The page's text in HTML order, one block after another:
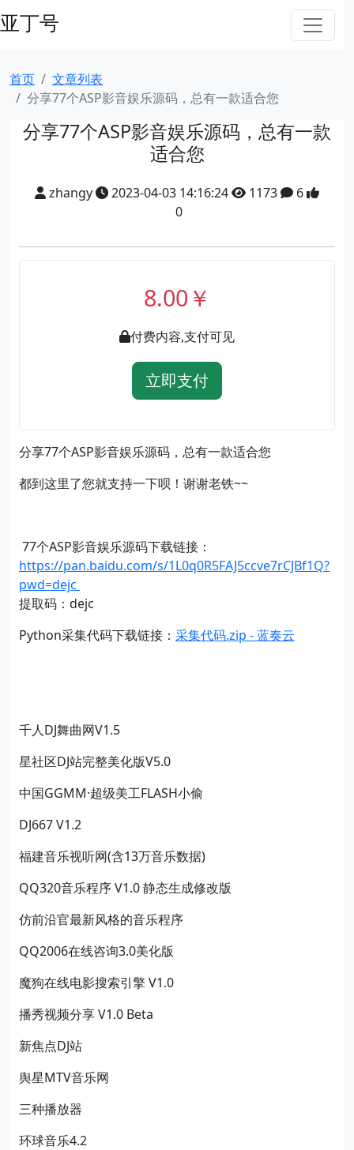
亚丁号
首页
文章列表
分享77个ASP影音娱乐源码，总有一款适合您
分享77个ASP影音娱乐源码，总有一款
适合您
zhangy 2023-04-03 14:16:24 1173
6
0
8.00￥
付费内容,支付可见
立即支付
分享77个ASP影音娱乐源码，总有一款适合您
都到这里了您就支持一下呗！谢谢老铁~~
77个ASP影音娱乐源码下载链接：
https://pan.baidu.com/s/1L0q0R5FAJ5ccve7rCJBf1Q?
pwd=dejc
提取码：dejc
Python采集代码下载链接： 采集代码.zip - 蓝奏云
千人DJ舞曲网V1.5
星社区DJ站完整美化版V5.0
中国GGMM·超级美工FLASH小偷
DJ667 V1.2
福建音乐视听网(含13万音乐数据)
QQ320音乐程序 V1.0 静态生成修改版
仿前沿官最新风格的音乐程序
QQ2006在线咨询3.0美化版
魔狗在线电影搜索引擎 V1.0
播秀视频分享 V1.0 Beta
新焦点DJ站
舆星MTV音乐网
三种播放器
环球音乐4.2